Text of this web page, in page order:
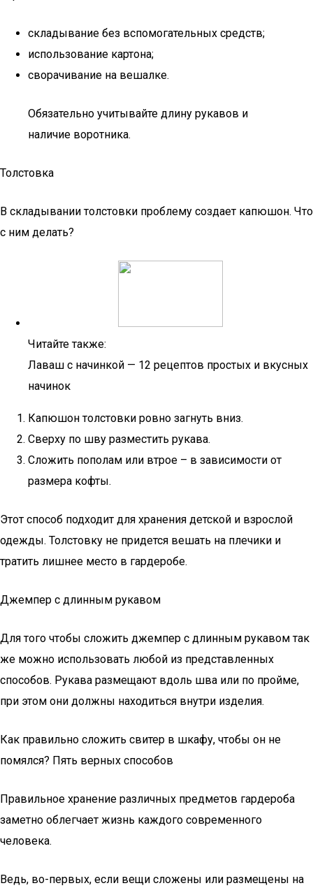
складывание без вспомогательных средств;
использование картона;
сворачивание на вешалке.
Обязательно учитывайте длину рукавов и
наличие воротника.
Толстовка
В складывании толстовки проблему создает капюшон. Что
с ним делать?
Читайте также:
Лаваш с начинкой — 12 рецептов простых и вкусных
начинок
Капюшон толстовки ровно загнуть вниз.
Сверху по шву разместить рукава.
Сложить пополам или втрое – в зависимости от
размера кофты.
Этот способ подходит для хранения детской и взрослой
одежды. Толстовку не придется вешать на плечики и
тратить лишнее место в гардеробе.
Джемпер с длинным рукавом
Для того чтобы сложить джемпер с длинным рукавом так
же можно использовать любой из представленных
способов. Рукава размещают вдоль шва или по пройме,
при этом они должны находиться внутри изделия.
Как правильно сложить свитер в шкафу, чтобы он не
помялся? Пять верных способов
Правильное хранение различных предметов гардероба
заметно облегчает жизнь каждого современного
человека.
Ведь, во-первых, если вещи сложены или размещены на